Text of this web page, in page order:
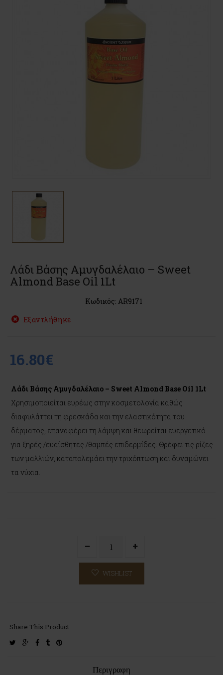
Λάδι Βάσης Αμυγδαλέλαιο – Sweet
Almond Base Oil 1Lt
Κωδικός: AR9171
Εξαντλήθηκε
16.80€
Λάδι Βάσης Αμυγδαλέλαιο – Sweet Almond Base Oil 1Lt
Χρησιμοποιείται ευρέως στην κοσμετολογία καθώς
διαφυλάττει τη φρεσκάδα και την ελαστικότητα του
δέρματος, επαναφέρει τη λάμψη και θεωρείται ευεργετικό
για ξηρές /ευαίσθητες /θαμπές επιδερμίδες. Θρέφει τις ρίζες
των μαλλιών, καταπολεμάει την τριχόπτωση και δυναμώνει
τα νύχια.
WISHLIST
Share This Product
twittergoogle-facebook
tumblrpinterest
Περιγραφη